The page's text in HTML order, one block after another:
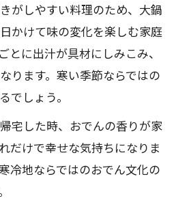
がしやすい料理のため、大鍋
かけて味の変化を楽しむ家庭
とに出汁が具材にしみこみ、
ります。寒い季節ならではの
でしょう。
宅した時、おでんの香りが家
だけで幸せな気持ちになりま
冷地ならではのおでん文化の